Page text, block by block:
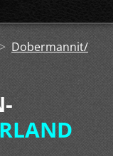
> Dobermannit/